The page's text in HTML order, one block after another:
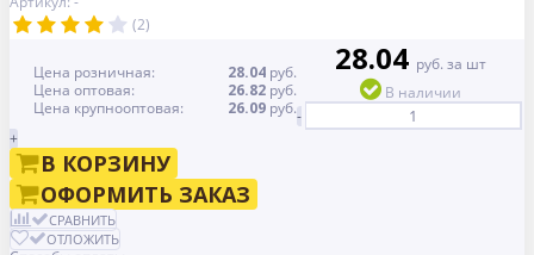
(2)
Цена розничная: 28.04 руб.
Цена оптовая:
26.82 руб.
Цена крупнооптовая:
26.09 руб.
28.04 руб. за шт
В наличии
-
+
В КОРЗИНУ
ОФОРМИТЬ ЗАКАЗ
СРАВНИТЬ
ОТЛОЖИТЬ